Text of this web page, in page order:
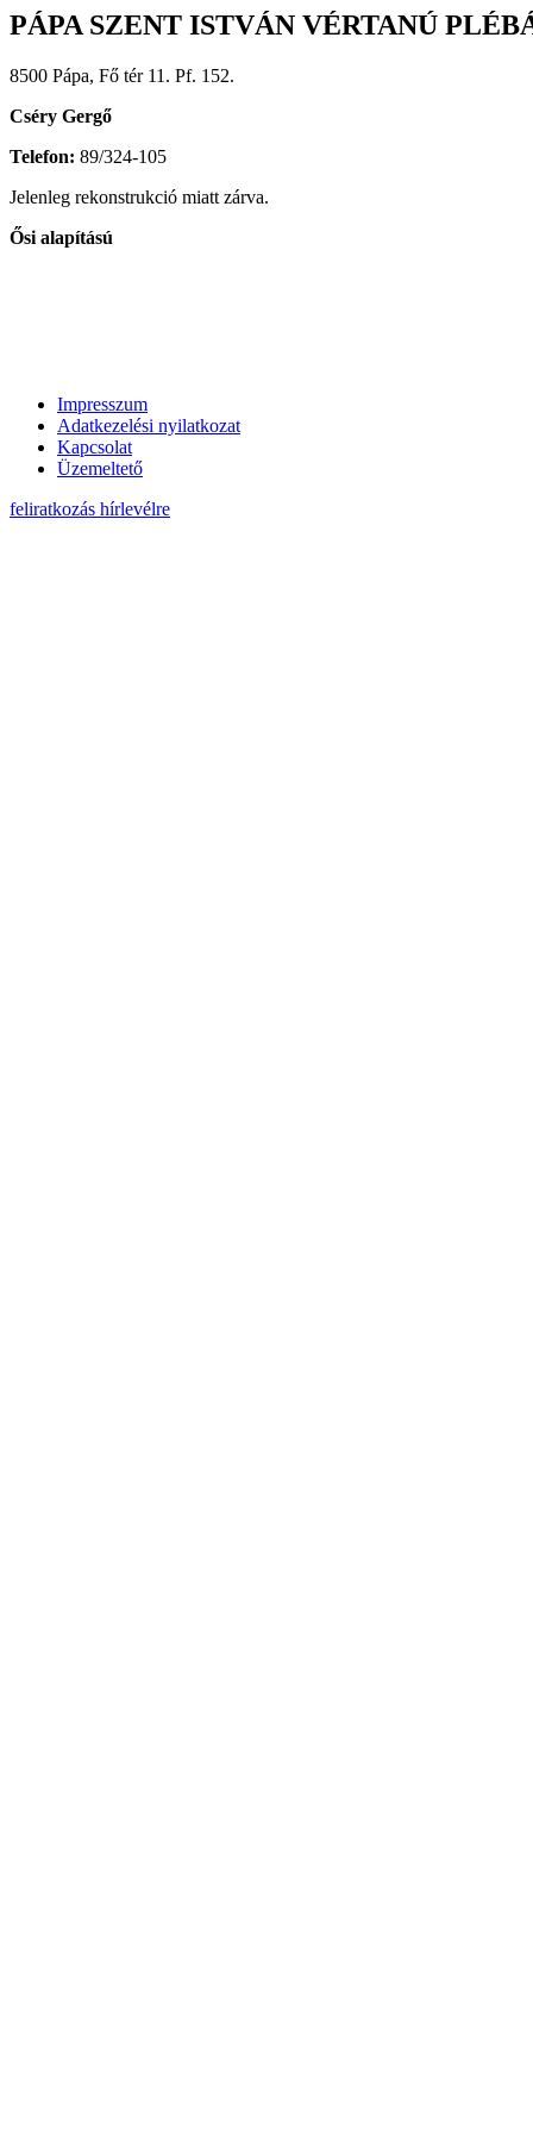
PÁPA SZENT ISTVÁN VÉRTANÚ
8500 Pápa, Fő tér 11. Pf. 152.
Cséry Gergő
Telefon: 89/324-105
Jelenleg rekonstrukció miatt zárva.
Ősi alapítású
Impresszum
Adatkezelési nyilatkozat
Kapcsolat
Üzemeltető
feliratkozás hírlevélre